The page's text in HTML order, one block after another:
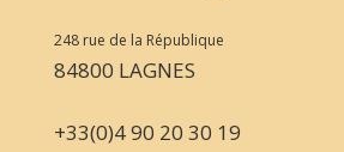
248 rue de la République
84800 LAGNES
+33(0)4 90 20 30 19